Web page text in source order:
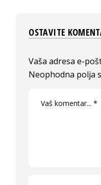
OSTAVITE
Vaša adresa e-
Neophodna polja